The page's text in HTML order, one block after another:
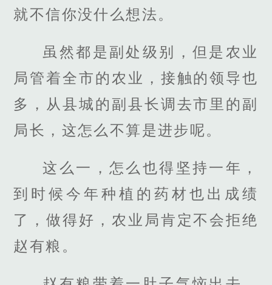
就不信你没什么想法。
虽然都是副处级别，但是农业
局管着全市的农业，接触的领导也
多，从县城的副县长调去市里的副
局长，这怎么不算是进步呢。
这么一，怎么也得坚持一年，
到时候今年种植的药材也出成绩
了，做得好，农业局肯定不会拒绝
赵有粮。